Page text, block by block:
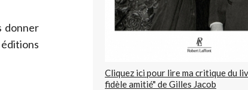
donner
Cliquez ici pour lire ma critique du
fidèle amitié" de Gilles Jacob